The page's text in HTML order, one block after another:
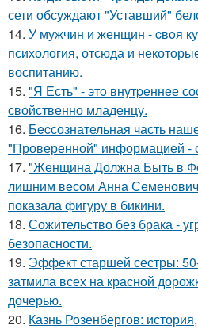
сети обсуждают "Уставший"
14. У мужчин и женщин - cвoя
психология, отсюда и
воспитанию.
15. "Я Есть" - этo внутpeннее
свойственно младенцу.
16. Бecсознательная часть
"Проверенной" информацией -
17. "Женщина Должна Быть в
лишним весом Анна
показала фигуру в бикини.
18. Сожительство без брака -
безопасности.
19. Эффект старшей сестры:
затмила всех на красной
дочерью.
20. Казнь Розенбергов: